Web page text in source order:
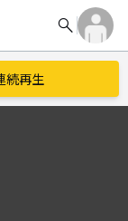
search
続再生